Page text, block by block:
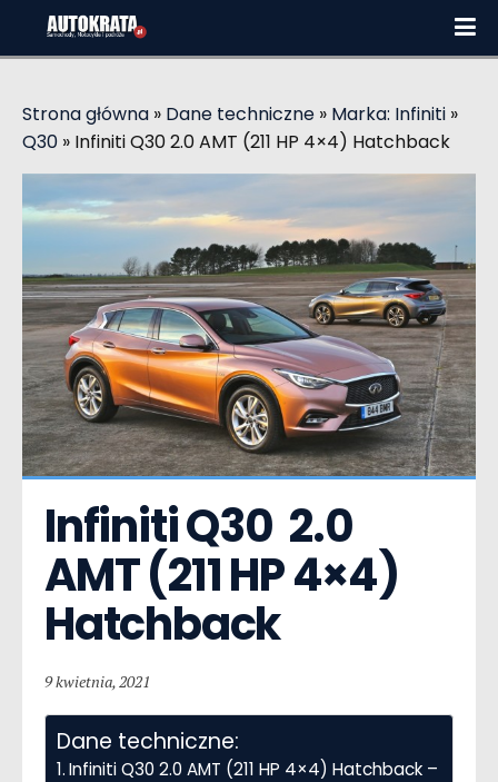
Strona główna » Dane techniczne » Marka: Infiniti »
Q30 » Infiniti Q30 2.0 AMT (211 HP 4×4) Hatchback
Infiniti Q30  2.0
AMT (211 HP 4×4)
Hatchback
9 kwietnia, 2021
Dane techniczne:
Infiniti Q30 2.0 AMT (211 HP 4×4) Hatchback –